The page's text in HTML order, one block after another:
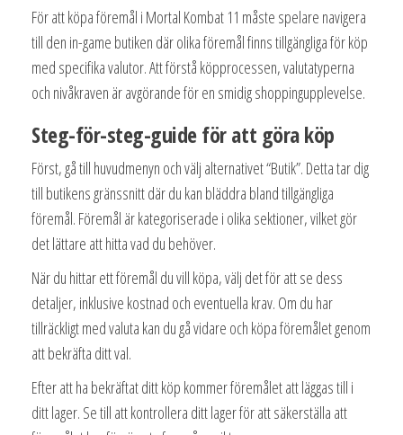
För att köpa föremål i Mortal Kombat 11 måste spelare navigera
till den in-game butiken där olika föremål finns tillgängliga för köp
med specifika valutor. Att förstå köpprocessen, valutatyperna
och nivåkraven är avgörande för en smidig shoppingupplevelse.
Steg-för-steg-guide för att göra köp
Först, gå till huvudmenyn och välj alternativet “Butik”. Detta tar dig
till butikens gränssnitt där du kan bläddra bland tillgängliga
föremål. Föremål är kategoriserade i olika sektioner, vilket gör
det lättare att hitta vad du behöver.
När du hittar ett föremål du vill köpa, välj det för att se dess
detaljer, inklusive kostnad och eventuella krav. Om du har
tillräckligt med valuta kan du gå vidare och köpa föremålet genom
att bekräfta ditt val.
Efter att ha bekräftat ditt köp kommer föremålet att läggas till i
ditt lager. Se till att kontrollera ditt lager för att säkerställa att